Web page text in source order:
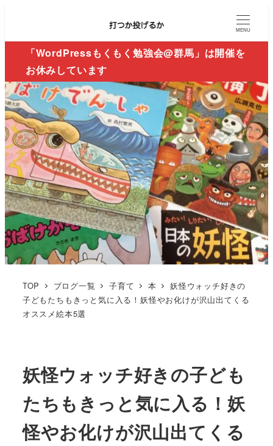
MENU
「WordPressもくもく勉強会@群馬」は開催を
お休みしています
TOP ブログ一覧 子育て 本
妖怪ウォッチ好きの
子どもたちもきっと気に入る！妖怪やお化けが沢山出てくる
オススメ絵本5選
妖怪ウォッチ好きの子ども
たちもきっと気に入る！妖
怪やお化けが沢山出てくる